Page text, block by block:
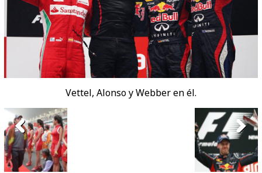
Vettel, Alonso y Webber en él.